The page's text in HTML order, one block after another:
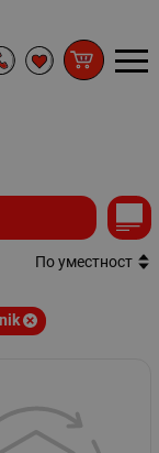
По уместност